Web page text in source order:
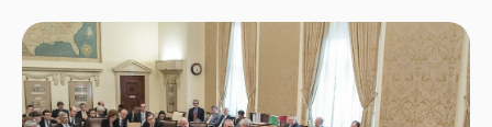
중에서도 영국의 침체 가능성은 위험한 수준이다. JP모건은 가파르게 치솟고
있는 물가를 제어하기 위해 영란은행(BOE)이 금리를 7%까지 인상할
가능성이 높아지고 있어 이로 인해 "경착륙을 촉발할 위험이 커지고 있다."고
평가했다. 미 공장주문은 예상보다 부진...제조업 침체 반영[11:27am ET]높은
금리와 비용이 공장들을 압박하는 가운데 상품 수요의 부진이 심화되면서 5월
(FOMC) 5월 정례회의 의사록 공개 / 플로리다 주지사인 론 디샌티스 2024년
대선 출마 발표 예정.금리동향: 미 국채금리는 안전자산 선호심리가 커지며
하락 전환. 10년물 국채금리는 3.66%로 하락. 달러는 유로의 강세 전환에
약세. 상품동향: 국제유가는 드라이빙 시즌을 맞아 오일 재고량의 감소와
사우디의 추가 감산 위협에 상승 유지. 브렌트유는 배럴당 77.9 달러로 1.38%